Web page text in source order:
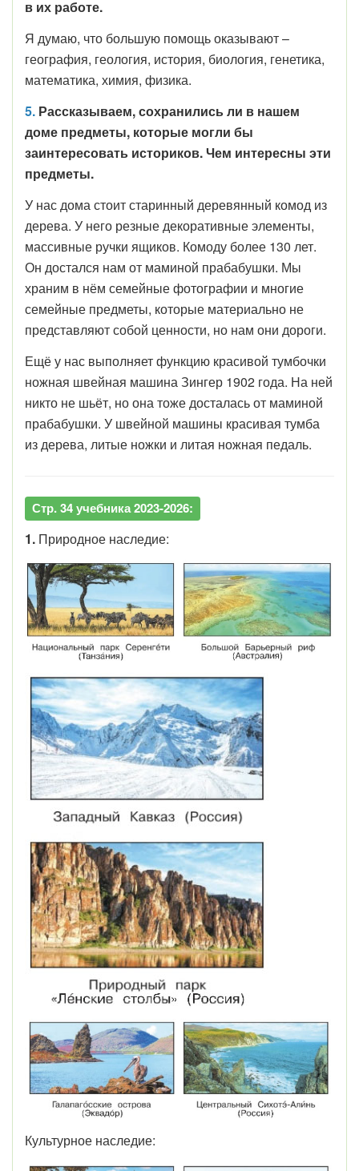
в их работе.
Я думаю, что большую помощь оказывают –
география, геология, история, биология, генетика,
математика, химия, физика.
5. Рассказываем, сохранились ли в нашем
доме предметы, которые могли бы
заинтересовать историков. Чем интересны эти
предметы.
У нас дома стоит старинный деревянный комод из
дерева. У него резные декоративные элементы,
массивные ручки ящиков. Комоду более 130 лет.
Он достался нам от маминой прабабушки. Мы
храним в нём семейные фотографии и многие
семейные предметы, которые материально не
представляют собой ценности, но нам они дороги.
Ещё у нас выполняет функцию красивой тумбочки
ножная швейная машина Зингер 1902 года. На ней
никто не шьёт, но она тоже досталась от маминой
прабабушки. У швейной машины красивая тумба
из дерева, литые ножки и литая ножная педаль.
Стр. 34 учебника 2023-2026:
1. Природное наследие:
Культурное наследие: